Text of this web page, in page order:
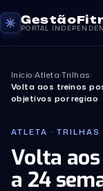
PORTAL
Início›Atleta›Trilhas›
Volta aos treinos
objetivos por regiao
ATLETA · TRILHAS
Volta
a 24